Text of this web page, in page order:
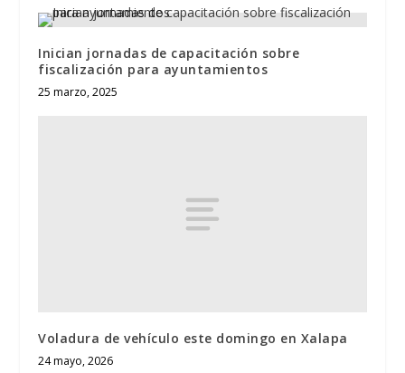
Inician jornadas de capacitación sobre
fiscalización para ayuntamientos
25 marzo, 2025
Voladura de vehículo este domingo en Xalapa
24 mayo, 2026